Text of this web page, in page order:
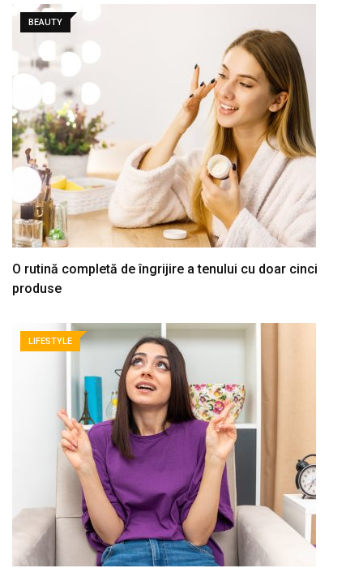
BEAUTY
O rutină completă de îngrijire a tenului cu doar cinci
produse
LIFESTYLE